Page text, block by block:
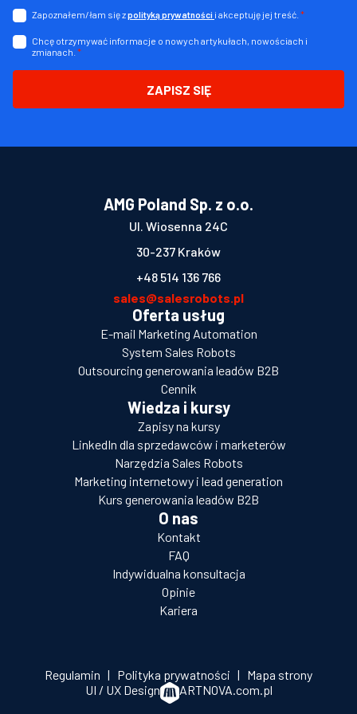
Zapoznałem/łam się zpolityką prywatności i akceptuję jej treść. *
Chcę otrzymywać informacje o nowych artykułach, nowościach i
zmianach. *
ZAPISZ SIĘ
AMG Poland Sp. z o.o.
Ul. Wiosenna 24C
30-237 Kraków
+48 514 136 766
sales@salesrobots.pl
Oferta usług
E-mail Marketing Automation
System Sales Robots
Outsourcing generowania leadów B2B
Cennik
Wiedza i kursy
Zapisy na kursy
LinkedIn dla sprzedawców i marketerów
Narzędzia Sales Robots
Marketing internetowy i lead generation
Kurs generowania leadów B2B
O nas
Kontakt
FAQ
Indywidualna konsultacja
Opinie
Kariera
Regulamin | Polityka prywatności | Mapa strony
UI / UX Design
ARTNOVA.com.pl